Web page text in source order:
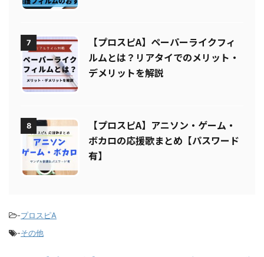
7
【プロスピA】ペーパーライクフィ
ルムとは？リアタイでのメリット・
デメリットを解説
8
【プロスピA】アニソン・ゲーム・
ボカロの応援歌まとめ【パスワード
有】
-プロスピA
-その他